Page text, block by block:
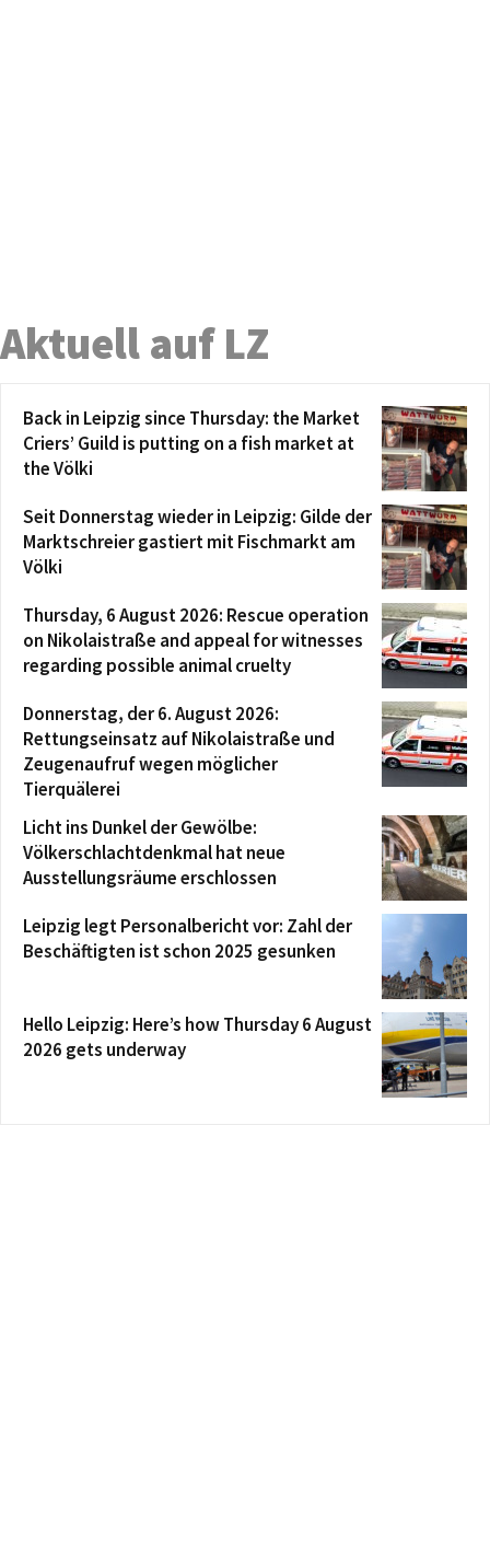
Aktuell auf LZ
Back in Leipzig since Thursday: the Market
Criers’ Guild is putting on a fish market at
the Völki
Seit Donnerstag wieder in Leipzig: Gilde der
Marktschreier gastiert mit Fischmarkt am
Völki
Thursday, 6 August 2026: Rescue operation
on Nikolaistraße and appeal for witnesses
regarding possible animal cruelty
Donnerstag, der 6. August 2026:
Rettungseinsatz auf Nikolaistraße und
Zeugenaufruf wegen möglicher
Tierquälerei
Licht ins Dunkel der Gewölbe:
Völkerschlachtdenkmal hat neue
Ausstellungsräume erschlossen
Leipzig legt Personalbericht vor: Zahl der
Beschäftigten ist schon 2025 gesunken
Hello Leipzig: Here’s how Thursday 6 August
2026 gets underway